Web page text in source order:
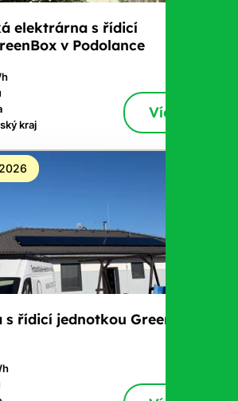
elektrárna s řídicí
v Podolance
kraj
Více
řídicí jednotkou GreenBox